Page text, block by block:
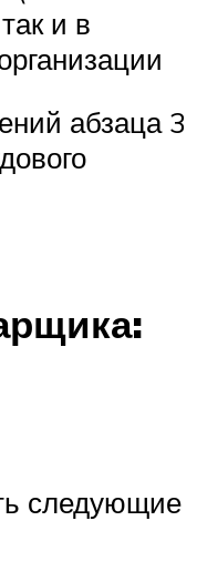
и в
абзаца 3
следующие